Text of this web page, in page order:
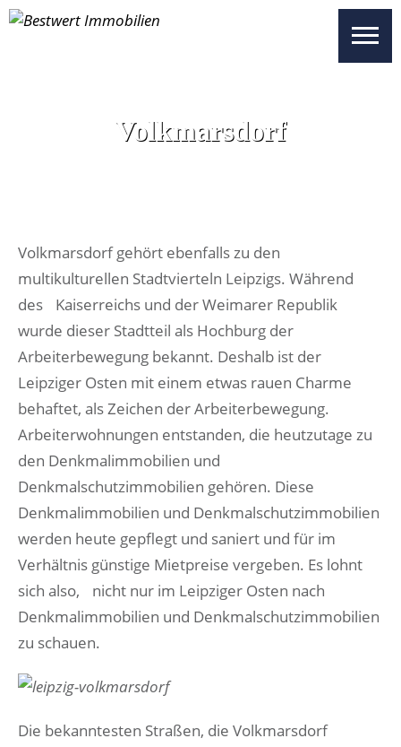
WISSENSWERTES
KONTAKT
BESTWERT SELECT
VERTRIEBSPARTNER REGISTRIEREN
Volkmarsdorf
Volkmarsdorf gehört ebenfalls zu den
multikulturellen Stadtvierteln Leipzigs. Während
des Kaiserreichs und der Weimarer Republik
wurde dieser Stadtteil als Hochburg der
Arbeiterbewegung bekannt. Deshalb ist der
Leipziger Osten mit einem etwas rauen Charme
behaftet, als Zeichen der Arbeiterbewegung.
Arbeiterwohnungen entstanden, die heutzutage zu
den Denkmalimmobilien und
Denkmalschutzimmobilien gehören. Diese
Denkmalimmobilien und Denkmalschutzimmobilien
werden heute gepflegt und saniert und für im
Verhältnis günstige Mietpreise vergeben. Es lohnt
sich also, nicht nur im Leipziger Osten nach
Denkmalimmobilien und Denkmalschutzimmobilien
zu schauen.
Die bekanntesten Straßen, die Volkmarsdorf